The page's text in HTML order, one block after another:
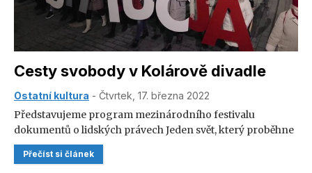
Cesty svobody v Kolárově divadle
Ostatní kultura - Čtvrtek, 17. března 2022
Představujeme program mezinárodního festivalu
dokumentů o lidských právech Jeden svět, který proběhne
ve dnech 25. až 27. března v Kolárově divadle v Polici nad
Metují.
Přečíst si článek